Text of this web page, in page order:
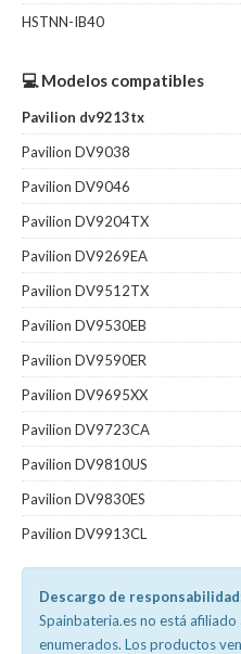
HSTNN-IB40
💻 Modelos compatibles
Pavilion dv9213tx
Pavilion DV9038
Pavilion DV9046
Pavilion DV9204TX
Pavilion DV9269EA
Pavilion DV9512TX
Pavilion DV9530EB
Pavilion DV9590ER
Pavilion DV9695XX
Pavilion DV9723CA
Pavilion DV9810US
Pavilion DV9830ES
Pavilion DV9913CL
Descargo de
Spainbateria.es no está
enumerados. Los productos